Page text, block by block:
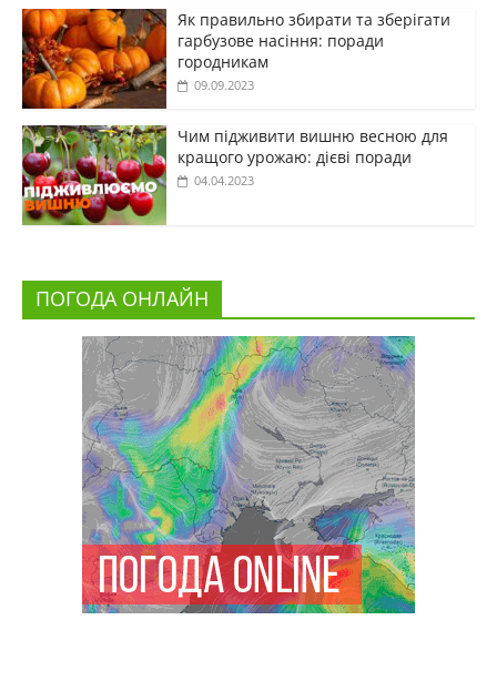
Як правильно збирати та зберігати
гарбузове насіння: поради
городникам
09.09.2023
Чим підживити вишню весною для
кращого урожаю: дієві поради
04.04.2023
ПОГОДА ОНЛАЙН